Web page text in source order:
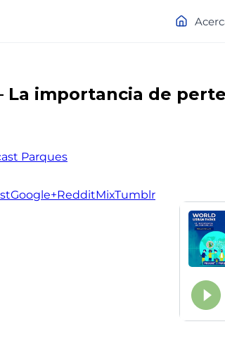
La importancia de
Google+RedditMixTumblr